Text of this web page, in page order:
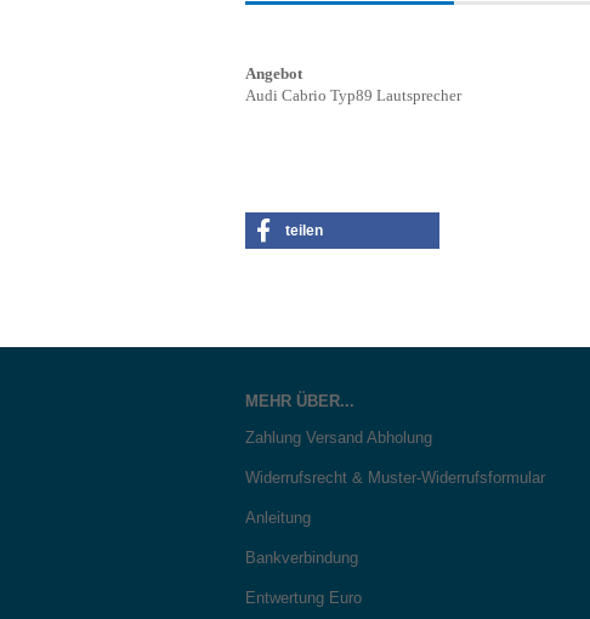
Angebot
Audi Cabrio Typ89 Lautsprecher
teilen
MEHR ÜBER...
Zahlung Versand Abholung
Widerrufsrecht & Muster-Widerrufsformular
Anleitung
Bankverbindung
Entwertung Euro